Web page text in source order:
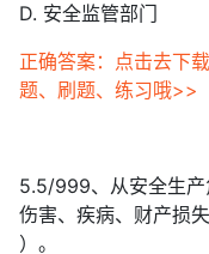
D. 安全监管部门
正确答案：点击去下
题、刷题、练习哦>>
5.5/999、从安全生产
伤害、疾病、财产损
）。